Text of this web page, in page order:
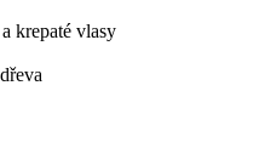
krepaté vlasy